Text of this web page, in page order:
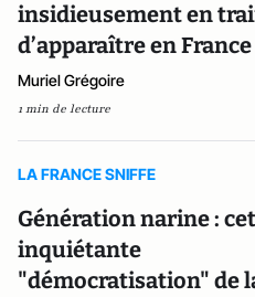
insidieusement en
d’apparaître en France
Muriel Grégoire
1 min de lecture
LA FRANCE SNIFFE
Génération narine :
inquiétante
"démocratisation" de